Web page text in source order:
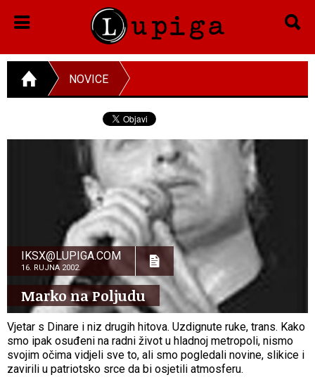
NOVICE
IKSX@LUPIGA.COM
16. RUJNA 2002.
Marko na Poljudu
Vjetar s Dinare i niz drugih hitova. Uzdignute ruke, trans. Kako
smo ipak osuđeni na radni život u hladnoj metropoli, nismo
svojim očima vidjeli sve to, ali smo pogledali novine, slikice i
zavirili u patriotsko srce da bi osjetili atmosferu.